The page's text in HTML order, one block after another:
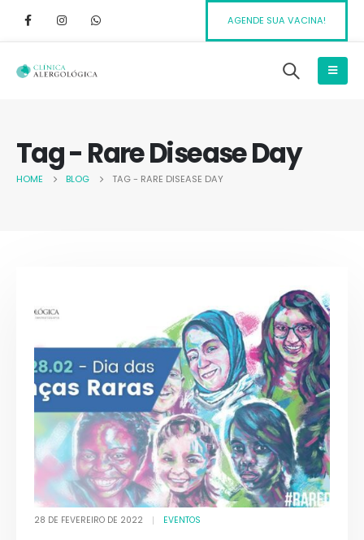
AGENDE SUA VACINA!
Tag - Rare Disease Day
HOME BLOG TAG - RARE DISEASE DAY
28 DE FEVEREIRO DE 2022 EVENTOS